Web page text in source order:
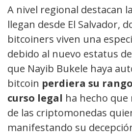
A nivel regional destacan
llegan desde El Salvador,
bitcoiners viven una
debido al nuevo estatus
que Nayib Bukele haya
bitcoin perdiera su
curso legal ha hecho
de las criptomonedas
manifestando su